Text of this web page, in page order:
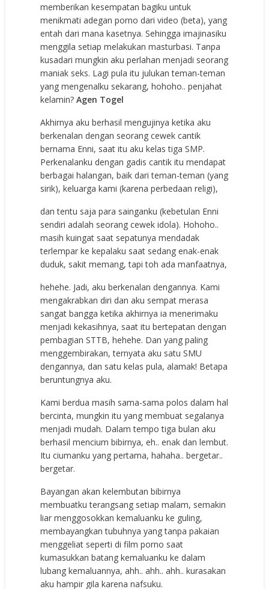
memberikan kesempatan bagiku untuk
menikmati adegan porno dari video (beta), yang
entah dari mana kasetnya. Sehingga imajinasiku
menggila setiap melakukan masturbasi. Tanpa
kusadari mungkin aku perlahan menjadi seorang
maniak seks. Lagi pula itu julukan teman-teman
yang mengenalku sekarang, hohoho.. penjahat
kelamin?Agen Togel
Akhirnya aku berhasil mengujinya ketika aku
berkenalan dengan seorang cewek cantik
bernama Enni, saat itu aku kelas tiga SMP.
Perkenalanku dengan gadis cantik itu mendapat
berbagai halangan, baik dari teman-teman (yang
sirik), keluarga kami (karena perbedaan religi),
dan tentu saja para sainganku (kebetulan Enni
sendiri adalah seorang cewek idola). Hohoho..
masih kuingat saat sepatunya mendadak
terlempar ke kepalaku saat sedang enak-enak
duduk, sakit memang, tapi toh ada manfaatnya,
hehehe. Jadi, aku berkenalan dengannya. Kami
mengakrabkan diri dan aku sempat merasa
sangat bangga ketika akhirnya ia menerimaku
menjadi kekasihnya, saat itu bertepatan dengan
pembagian STTB, hehehe. Dan yang paling
menggembirakan, ternyata aku satu SMU
dengannya, dan satu kelas pula, alamak! Betapa
beruntungnya aku.
Kami berdua masih sama-sama polos dalam hal
bercinta, mungkin itu yang membuat segalanya
menjadi mudah. Dalam tempo tiga bulan aku
berhasil mencium bibirnya, eh.. enak dan lembut.
Itu ciumanku yang pertama, hahaha.. bergetar..
bergetar.
Bayangan akan kelembutan bibirnya
membuatku terangsang setiap malam, semakin
liar menggosokkan kemaluanku ke guling,
membayangkan tubuhnya yang tanpa pakaian
menggeliat seperti di film porno saat
kumasukkan batang kemaluanku ke dalam
lubang kemaluannya, ahh.. ahh.. ahh.. kurasakan
aku hampir gila karena nafsuku.